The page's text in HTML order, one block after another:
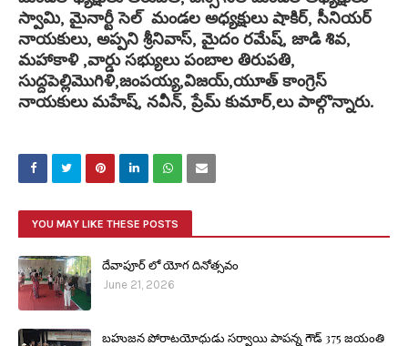
స్వామి, మైనార్టీ సెల్ మండల అధ్యక్షులు షాకిర్, సీనియర్
నాయకులు, అప్పని శ్రీనివాస్, మైదం రమేష్, జాడి శివ,
మహాకాళి ,వార్డు సభ్యులు పంబాల తిరుపతి,
సుద్దపెల్లిమొగిళి,జంపయ్య,విజయ్,యూత్ కాంగ్రెస్
నాయకులు మహేష్, నవీన్, ప్రేమ్ కుమార్,లు పాల్గొన్నారు.
YOU MAY LIKE THESE POSTS
దేవాపూర్ లో యోగ దినోత్సవం
June 21, 2026
బహుజన పోరాటయోధుడు సర్వాయి పాపన్న గౌడ్ 375 జయంతి